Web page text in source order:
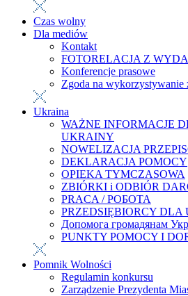
Czas wolny
Dla mediów
Kontakt
FOTORELACJA Z
Konferencje prasowe
Zgoda na wykorzystywanie
Ukraina
WAŻNE INFORMACJE
UKRAINY
NOWELIZACJA
DEKLARACJA POMOCY
OPIEKA TYMCZASOWA
ZBIÓRKI i ODBIÓR
PRACA / РОБОТА
PRZEDSIĘBIORCY DLA
Допомога громадянам
PUNKTY POMOCY I
Pomnik Wolności
Regulamin konkursu
Zarządzenie Prezydenta